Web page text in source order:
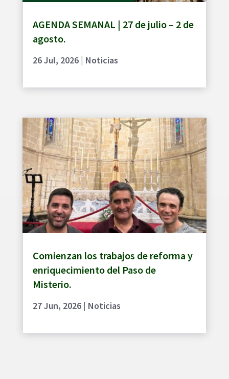
AGENDA SEMANAL | 27 de julio – 2 de
agosto.
26 Jul, 2026| Noticias
Comienzan los trabajos de reforma y
enriquecimiento del Paso de
Misterio.
27 Jun, 2026| Noticias